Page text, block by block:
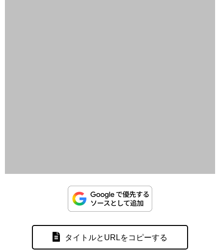
タイトルとURLをコピーする